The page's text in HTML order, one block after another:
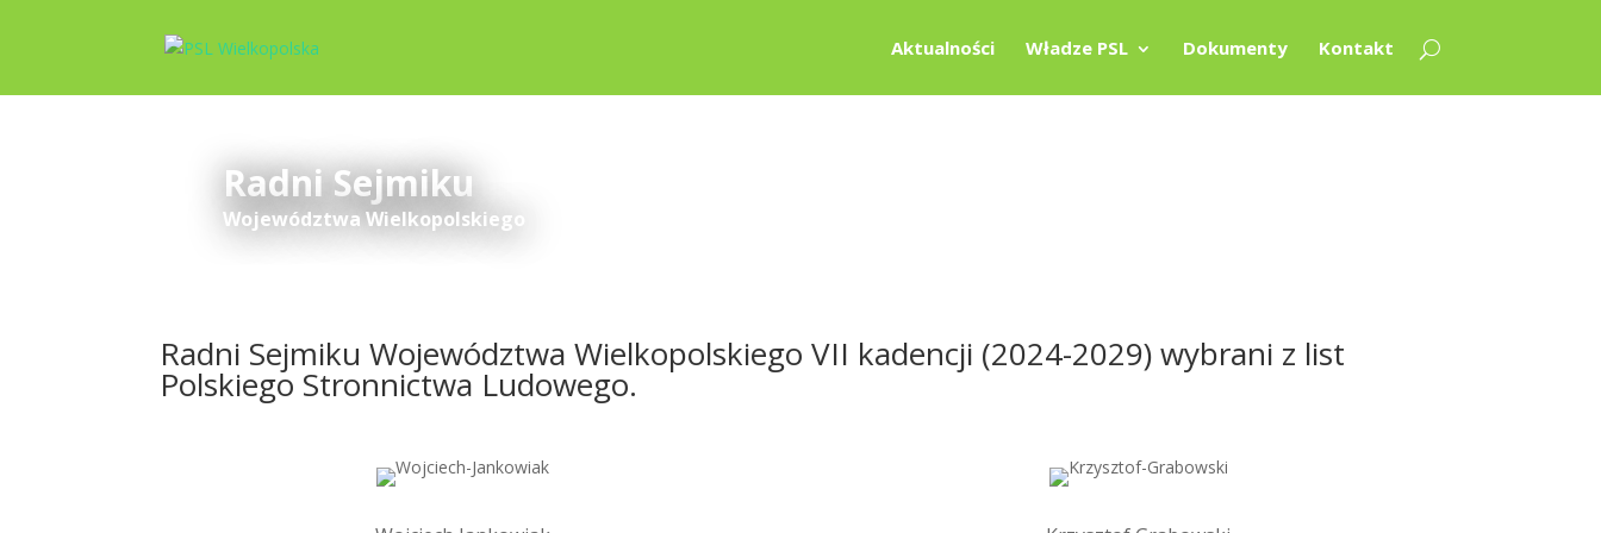
Aktualności Władze PSL Dokumenty Kontakt
Radni Sejmiku
Województwa Wielkopolskiego
Radni Sejmiku Województwa Wielkopolskiego VII kadencji (2024-2029) wybrani z list
Polskiego Stronnictwa Ludowego.